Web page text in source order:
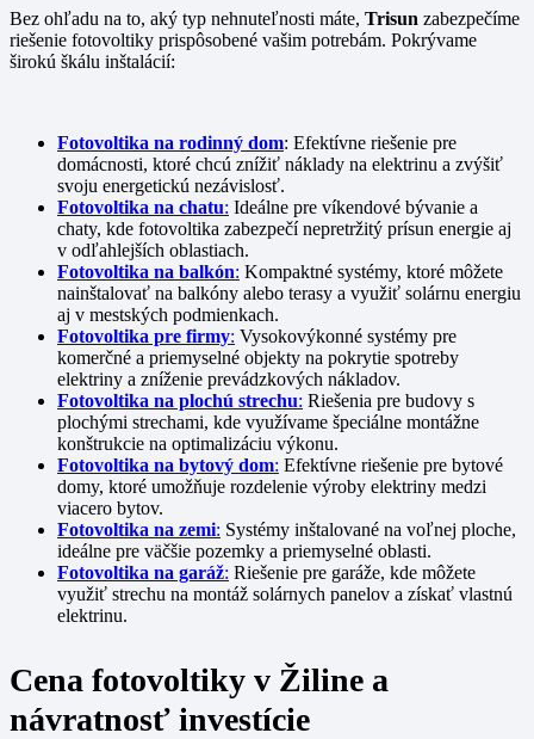
Bez ohľadu na to, aký typ nehnuteľnosti máte, Trisun zabezpečíme
riešenie fotovoltiky prispôsobené vašim potrebám. Pokrývame
širokú škálu inštalácií:
Fotovoltika na rodinný dom: Efektívne riešenie pre
domácnosti, ktoré chcú znížiť náklady na elektrinu a zvýšiť
svoju energetickú nezávislosť.
Fotovoltika na chatu: Ideálne pre víkendové bývanie a
chaty, kde fotovoltika zabezpečí nepretržitý prísun energie aj
v odľahlejších oblastiach.
Fotovoltika na balkón: Kompaktné systémy, ktoré môžete
nainštalovať na balkóny alebo terasy a využiť solárnu energiu
aj v mestských podmienkach.
Fotovoltika pre firmy: Vysokovýkonné systémy pre
komerčné a priemyselné objekty na pokrytie spotreby
elektriny a zníženie prevádzkových nákladov.
Fotovoltika na plochú strechu: Riešenia pre budovy s
plochými strechami, kde využívame špeciálne montážne
konštrukcie na optimalizáciu výkonu.
Fotovoltika na bytový dom: Efektívne riešenie pre bytové
domy, ktoré umožňuje rozdelenie výroby elektriny medzi
viacero bytov.
Fotovoltika na zemi: Systémy inštalované na voľnej ploche,
ideálne pre väčšie pozemky a priemyselné oblasti.
Fotovoltika na garáž: Riešenie pre garáže, kde môžete
využiť strechu na montáž solárnych panelov a získať vlastnú
elektrinu.
Cena fotovoltiky v Žiline a
návratnosť investície